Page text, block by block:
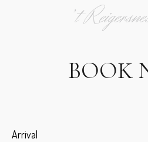
’t
BOOK
Arrival